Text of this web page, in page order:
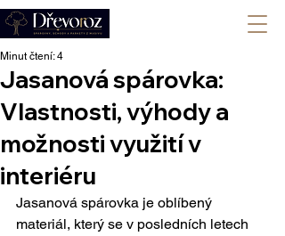
Jasanová spárovka:
Vlastnosti, výhody a
možnosti využití v
interiéru
Minut čtení: 4
Jasanová spárovka je oblíbený
materiál, který se v posledních letech